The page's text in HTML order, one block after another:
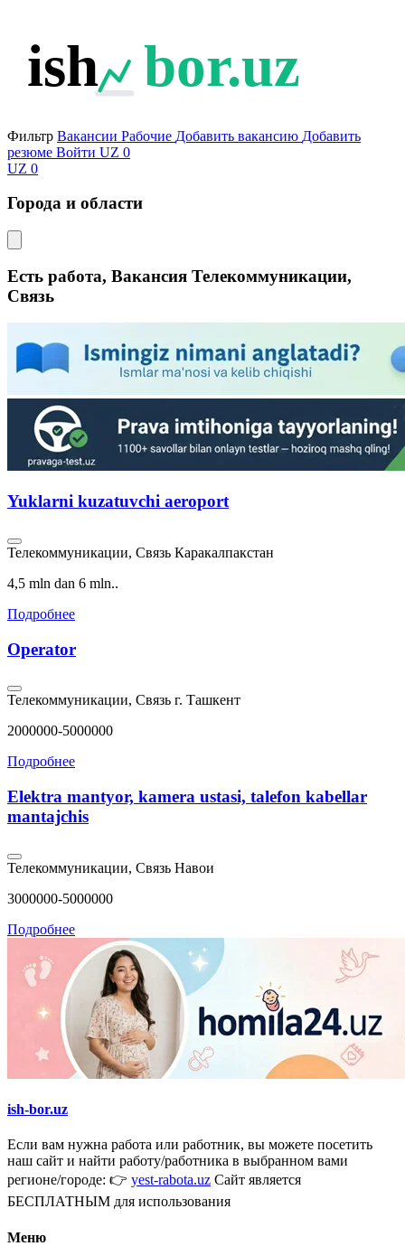
ish bor.uz
Фильтр Вакансии Рабочие Добавить вакансию Добавить
резюме Войти UZ 0
UZ 0
Города и области
Есть работа, Вакансия Телекоммуникации,
Связь
Yuklarni kuzatuvchi aeroport
Телекоммуникации, Связь Каракалпакстан
4,5 mln dan 6 mln..
Подробнее
Operator
Телекоммуникации, Связь г. Ташкент
2000000-5000000
Подробнее
Elektra mantyor, kamera ustasi, talefon kabellar
mantajchis
Телекоммуникации, Связь Навои
3000000-5000000
Подробнее
ish-bor.uz
Если вам нужна работа или работник, вы можете посетить
наш сайт и найти работу/работника в выбранном вами
регионе/городе: 👉 yest-rabota.uz Сайт является
БЕСПЛАТНЫМ для использования
Меню